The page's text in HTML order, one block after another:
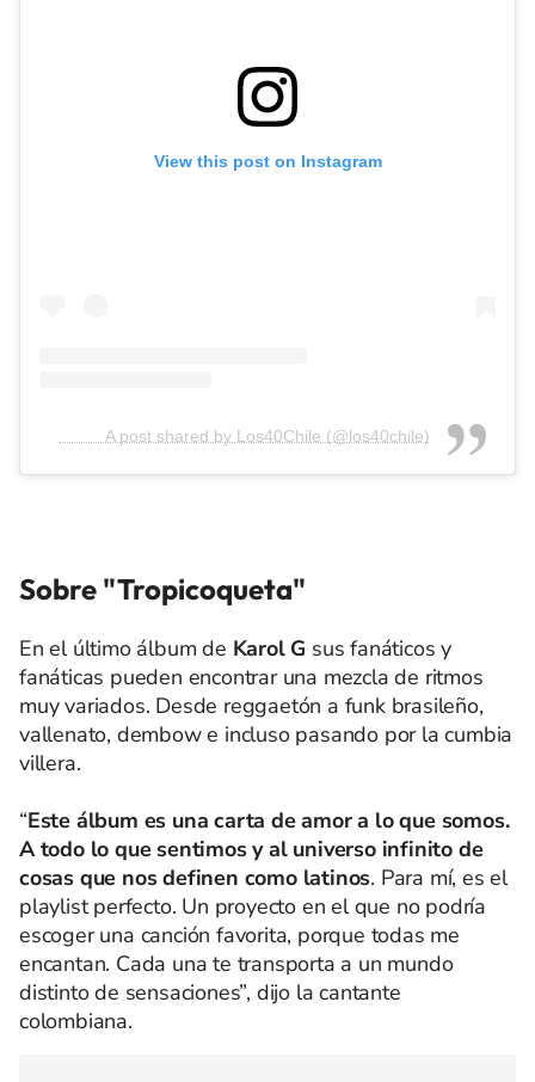
View this post on Instagram
A post shared by Los40Chile (@los40chile)
Sobre "Tropicoqueta"
En el último álbum de Karol G sus fanáticos y
fanáticas pueden encontrar una mezcla de ritmos
muy variados. Desde reggaetón a funk brasileño,
vallenato, dembow e incluso pasando por la cumbia
villera.
“Este álbum es una carta de amor a lo que somos.
A todo lo que sentimos y al universo infinito de
cosas que nos definen como latinos. Para mí, es el
playlist perfecto. Un proyecto en el que no podría
escoger una canción favorita, porque todas me
encantan. Cada una te transporta a un mundo
distinto de sensaciones”, dijo la cantante
colombiana.